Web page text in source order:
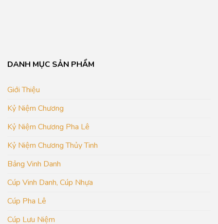
DANH MỤC SẢN PHẨM
Giới Thiệu
Kỷ Niệm Chương
Kỷ Niệm Chương Pha Lê
Kỷ Niệm Chương Thủy Tinh
Bảng Vinh Danh
Cúp Vinh Danh, Cúp Nhựa
Cúp Pha Lê
Cúp Lưu Niệm